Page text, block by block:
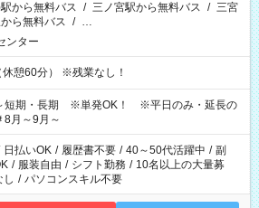
から無料バス / 三ノ宮駅から無料バス / 三宮
ら無料バス / …
ンター
憩60分） ※残業なし！
短期・長期 ※単発OK！ ※平日のみ・延長の
月～9月～
日払いOK / 履歴書不要 / 40～50代活躍中 / 副
/ 服装自由 / シフト勤務 / 10名以上の大量募
し / パソコンスキル不要